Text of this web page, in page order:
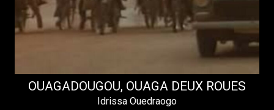
OUAGADOUGOU, OUAGA DEUX ROUES
Idrissa Ouedraogo